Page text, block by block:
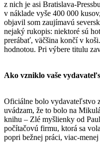
z nich je asi Bratislava-
v náklade vyše 400 000
objavil som zaujímavú
nejaký rukopis: niektoré sú
prerábať, väčšina končí v
hodnotou. Pri výbere titulu
Ako vzniklo vaše
Oficiálne bolo vydavateľstvo
uvádzam, že to bolo na
knihu – Zlé myšlienky od
počítačovú firmu, ktorá sa
popri bežnej práci, viac-